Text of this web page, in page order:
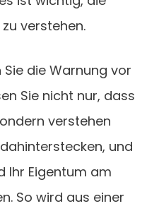
verstehen.
die Warnung vor
Sie nicht nur, dass
verstehen
und
Ihr Eigentum am
So wird aus einer